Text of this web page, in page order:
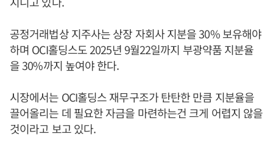
공정거래법상 지주사는 상장 자회사 지분을 30% 보유해야
하며 OCI홀딩스도 2025년 9월22일까지 부광약품 지분율
을 30%까지 높여야 한다.
시장에서는 OCI홀딩스 재무구조가 탄탄한 만큼 지분율을
끌어올리는 데 필요한 자금을 마련하는건 크게 어렵지 않을
것이라고 보고 있다.